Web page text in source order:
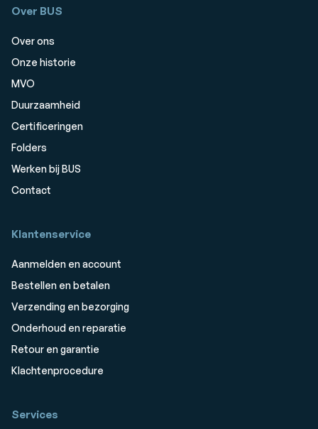
Over BUS
Over ons
Onze historie
MVO
Duurzaamheid
Certificeringen
Folders
Werken bij BUS
Contact
Klantenservice
Aanmelden en account
Bestellen en betalen
Verzending en bezorging
Onderhoud en reparatie
Retour en garantie
Klachtenprocedure
Services